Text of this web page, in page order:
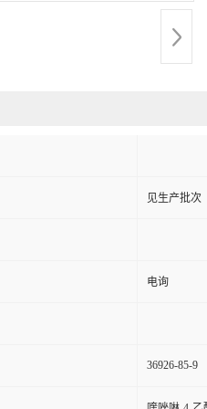
见生产批次
电询
36926-85-9